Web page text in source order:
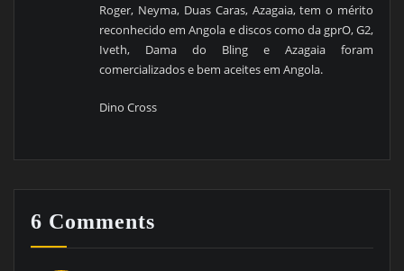
Roger, Neyma, Duas Caras, Azagaia, tem o mérito
reconhecido em Angola e discos como da gprO, G2,
Iveth, Dama do Bling e Azagaia foram
comercializados e bem aceites em Angola.
Dino Cross
6 Comments